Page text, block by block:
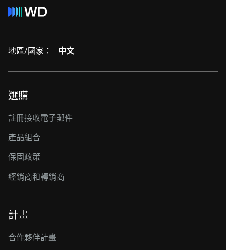
地區/國家： 中文
選購
註冊接收電子郵件
產品組合
保固政策
經銷商和轉銷商
計畫
合作夥伴計畫